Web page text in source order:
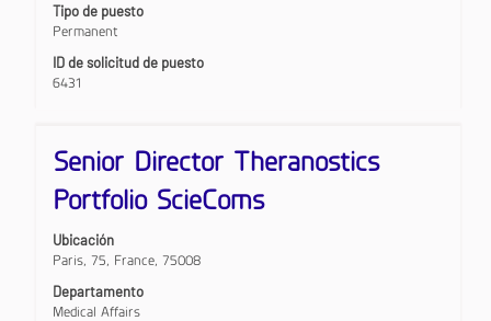
Tipo de puesto
Permanent
ID de solicitud de puesto
6431
completo
de
la
información
del
Título
Senior Director Theranostics
Portfolio ScieComs
Ubicación
Paris, 75, France, 75008
Departamento
Medical Affairs
Utilice
la
barra
espaciadora
para
ver
el
contenido
completo